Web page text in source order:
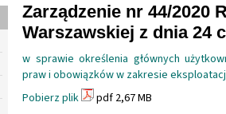
Zarządzenie nr 44/2020
Warszawskiej z dnia 24
w sprawie określenia głównych
praw i obowiązków w zakresie
Pobierz plik
pdf 2,67 MB